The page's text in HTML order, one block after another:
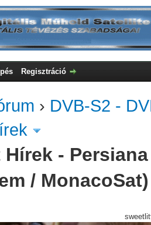
Regisztráció
› DVB-S2 -
Hírek -
/ MonacoSat)